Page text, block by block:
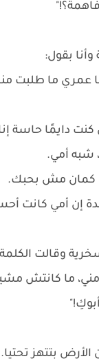
بقول:
عمري ما طلبت
كنت دايمًا حاسة
شبه أمي.
كمان مش بحبك.
إن أمي كانت
وقالت الكلمة
ما كانتش
بتتهز تحتيا.